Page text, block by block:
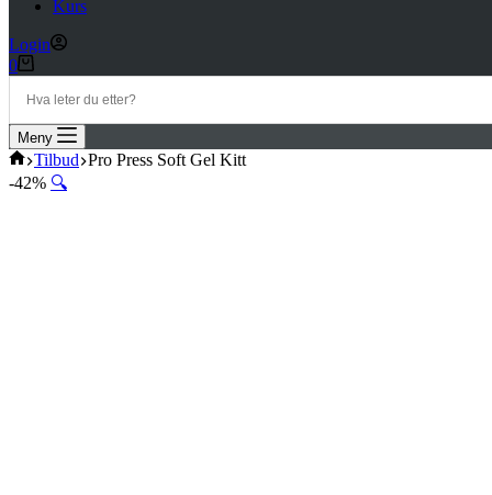
Kurs
Login
Handlekurv
0
Meny
Hjem
Tilbud Pro Press Soft Gel Kitt
-42% 🔍